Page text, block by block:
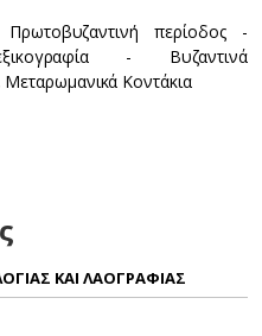
Πρωτοβυζαντινή περίοδος -
- Βυζαντινά
Μεταρωμανικά Κοντάκια
ΚΑΙ ΛΑΟΓΡΑΦΙΑΣ